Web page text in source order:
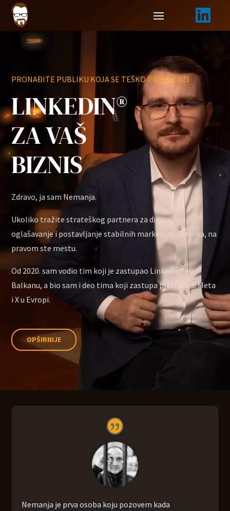

PRONAĐITE PUBLIKU KOJA SE TEŠKO PRONALAZI
LINKEDIN®
ZA VAŠ
BIZNIS
Zdravo, ja sam Nemanja.
Ukoliko tražite strateškog partnera za digitalno
oglašavanje i postavljanje stabilnih marketing sistema, na
pravom ste mestu.
Od 2020. sam vodio tim koji je zastupao LinkedIn® na
Balkanu, a bio sam i deo tima koji zastupa platforme Meta
i X u Evropi.
OPŠIRNIJE
Nemanja je prva osoba koju pozovem kada